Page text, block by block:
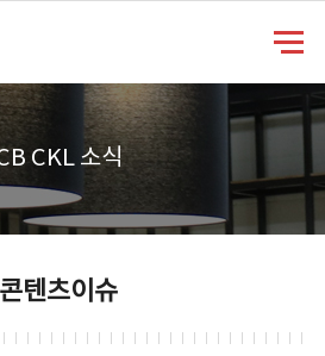
CKL 소식
콘텐츠이슈